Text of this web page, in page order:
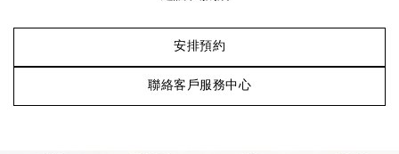
安排預約
聯絡客戶服務中心